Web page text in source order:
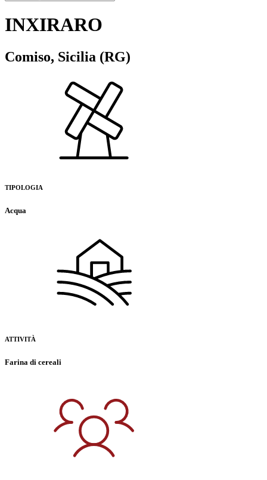
INXIRARO
Comiso, Sicilia (RG)
TIPOLOGIA
Acqua
ATTIVITÀ
Farina di cereali